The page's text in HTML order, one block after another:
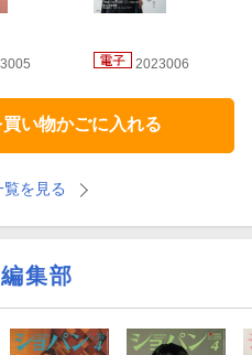
2023006
い物かごに入れる
を見る
集部